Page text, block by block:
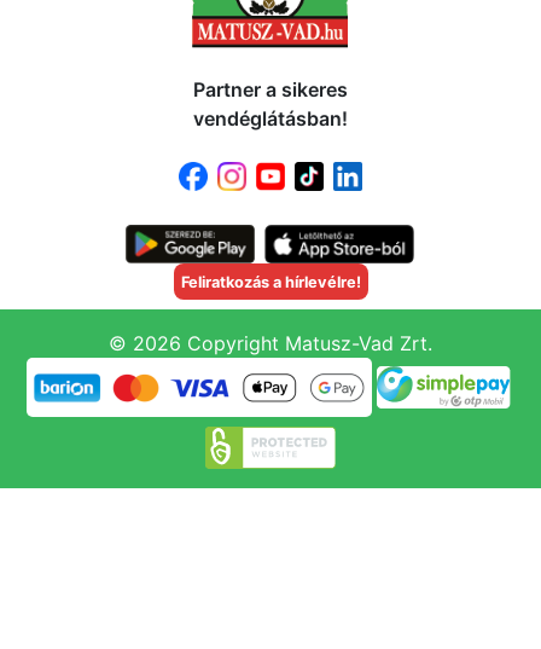
Partner a sikeres
vendéglátásban!
Feliratkozás a hírlevélre!
© 2026 Copyright Matusz-Vad Zrt.